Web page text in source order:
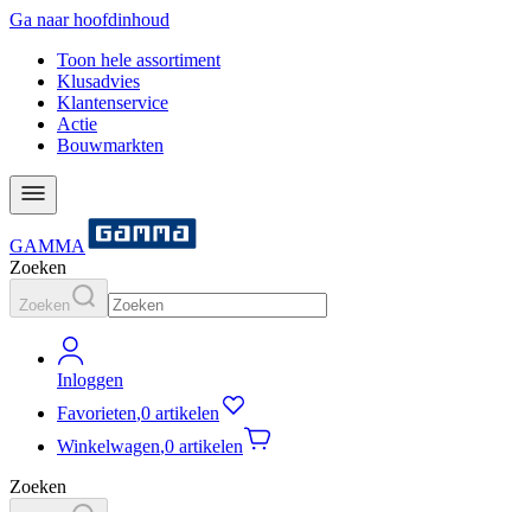
Ga naar hoofdinhoud
Toon hele assortiment
Klusadvies
Klantenservice
Actie
Bouwmarkten
GAMMA
Zoeken
Zoeken
Inloggen
Favorieten,0 artikelen
Winkelwagen,0 artikelen
Zoeken